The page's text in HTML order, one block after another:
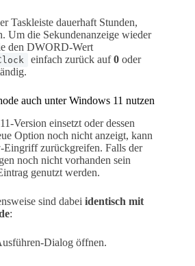
Taskleiste dauerhaft Stunden,
Um die Sekundenanzeige wieder
den DWORD-Wert
einfach zurück auf0 oder
auch unter Windows 11 nutzen
Version einsetzt oder dessen
Option noch nicht anzeigt, kann
Eingriff zurückgreifen. Falls der
noch nicht vorhanden sein
genutzt werden.
sind dabei identisch mit
:
Dialog öffnen.